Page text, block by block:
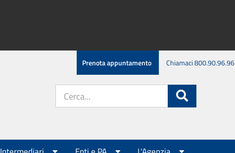
Prenota appuntamento Chiamaci 800.90.96.96
sito: